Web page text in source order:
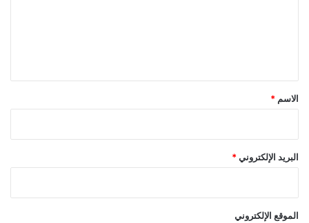
*
الاسم *
البريد الإلكتروني *
الموقع الإلكتروني